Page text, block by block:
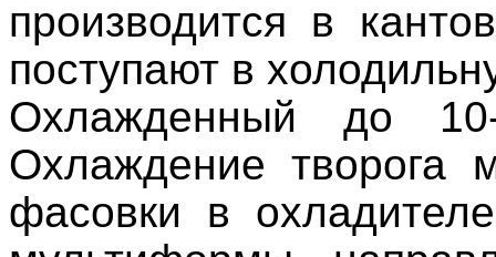
производится в
поступают в
Охлажденный до
Охлаждение творога
фасовки в